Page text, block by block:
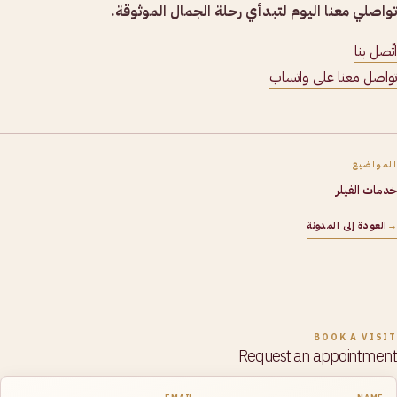
تواصلي معنا اليوم لتبدأي رحلة الجمال الموثوقة.
اتّصل بنا
تواصل معنا على واتساب
المواضيع
خدمات الفيلر
→ العودة إلى المدونة
BOOK A VISIT
Request an appointment